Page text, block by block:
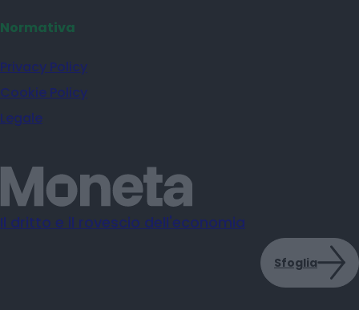
Normativa
Privacy Policy
Cookie Policy
Legale
Il dritto e il rovescio dell'economia
Sfoglia